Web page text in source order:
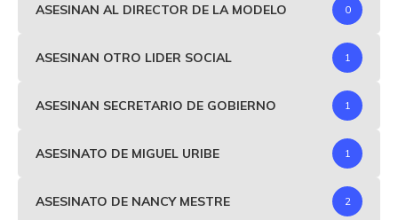
ASESINAN AL DIRECTOR DE LA MODELO 0
ASESINAN OTRO LIDER SOCIAL 1
ASESINAN SECRETARIO DE GOBIERNO 1
ASESINATO DE MIGUEL URIBE 1
ASESINATO DE NANCY MESTRE 2